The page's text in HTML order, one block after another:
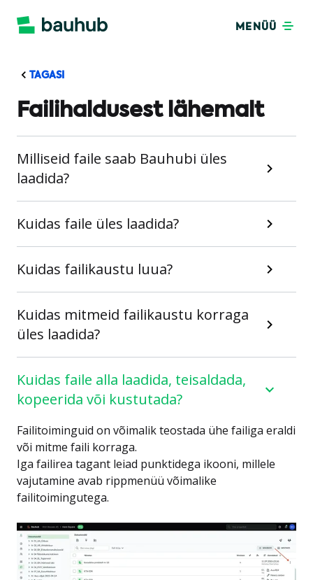
MENÜÜ
TAGASI
Failihaldusest lähemalt
Milliseid faile saab Bauhubi üles
laadida?
Kuidas faile üles laadida?
Kuidas failikaustu luua?
Kuidas mitmeid failikaustu korraga
üles laadida?
Kuidas faile alla laadida, teisaldada,
kopeerida või kustutada?
Failitoiminguid on võimalik teostada ühe failiga eraldi
või mitme faili korraga.
Iga failirea tagant leiad punktidega ikooni, millele
vajutamine avab rippmenüü võimalike
failitoimingutega.